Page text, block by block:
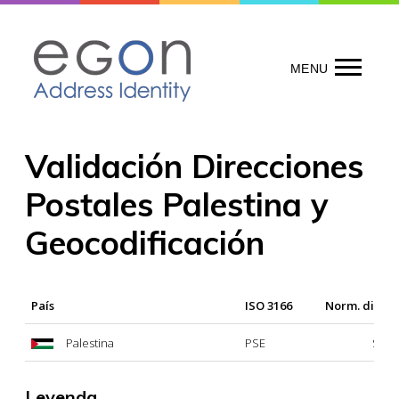
content
MENU
Validación Direcciones
Postales Palestina y
Geocodificación
País ISO 3166 Norm.
Palestina PSE Sí